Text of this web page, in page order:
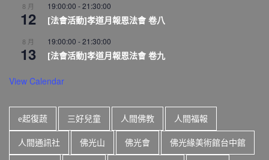
8 月
12
19:00:00 -21:30:00
[法會活動]孝道月報恩法會 卷八
8 月
13
19:00:00 -21:30:00
[法會活動]孝道月報恩法會 卷九
View Calendar
e起復蔬 三好兒童 人間佛教 人間福報
人間通訊社 佛光山 佛光會 佛光緣美術館台中館